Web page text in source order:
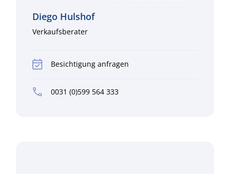
Diego Hulshof
Verkaufsberater
Besichtigung anfragen
0031 (0)599 564 333